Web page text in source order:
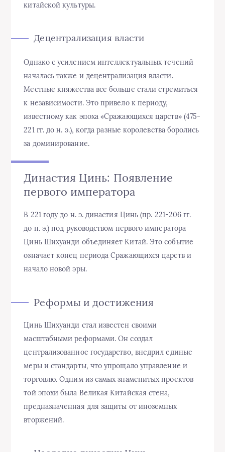
китайской культуры.
Децентрализация власти
Однако с усилением интеллектуальных течений
началась также и децентрализация власти.
Местные княжества все больше стали стремиться
к независимости. Это привело к периоду,
известному как эпоха «Сражающихся царств» (475-
221 гг. до н. э.), когда разные королевства боролись
за доминирование.
Династия Цинь: Появление
первого императора
В 221 году до н. э. династия Цинь (пр. 221-206 гг.
до н. э.) под руководством первого императора
Цинь Шихуанди объединяет Китай. Это событие
означает конец периода Сражающихся царств и
начало новой эры.
Реформы и достижения
Цинь Шихуанди стал известен своими
масштабными реформами. Он создал
централизованное государство, внедрил единые
меры и стандарты, что упрощало управление и
торговлю. Одним из самых знаменитых проектов
той эпохи была Великая Китайская стена,
предназначенная для защиты от иноземных
вторжений.